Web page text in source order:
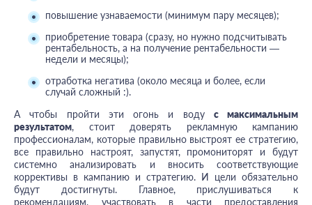
повышение узнаваемости (минимум пару месяцев);
приобретение товара (сразу, но нужно подсчитывать
рентабельность, а на получение рентабельности —
недели и месяцы);
отработка негатива (около месяца и более, если
случай сложный :).
А чтобы пройти эти огонь и воду с максимальным
результатом, стоит доверять рекламную кампанию
профессионалам, которые правильно выстроят ее стратегию,
все правильно настроят, запустят, промониторят и будут
системно анализировать и вносить соответствующие
коррективы в кампанию и стратегию. И цели обязательно
будут достигнуты. Главное, прислушиваться к
рекомендациям, участвовать в части предоставления